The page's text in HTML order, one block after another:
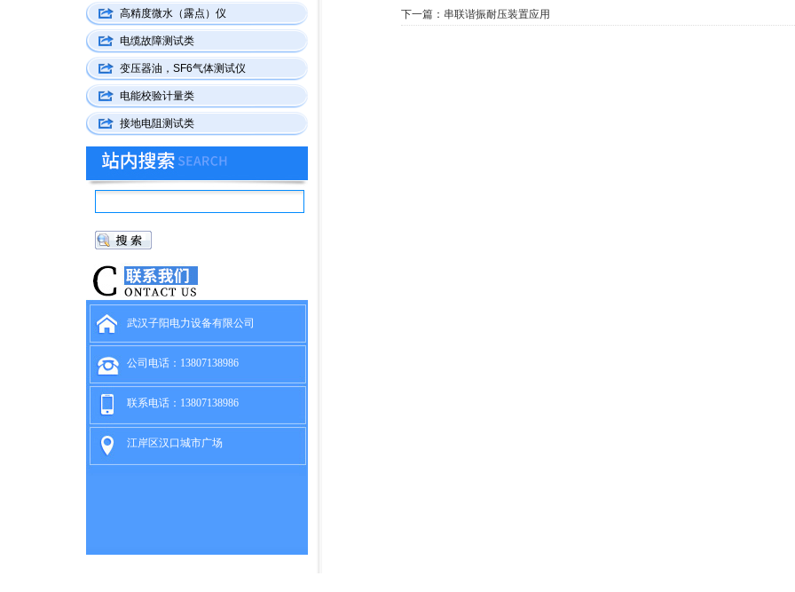
下一篇： 串联谐振耐压装置应用
高精度微水（露点）仪
电缆故障测试类
变压器油，SF6气体测试仪
电能校验计量类
接地电阻测试类
武汉子阳电力设备有限公司
公司电话：13807138986
联系电话：13807138986
江岸区汉口城市广场